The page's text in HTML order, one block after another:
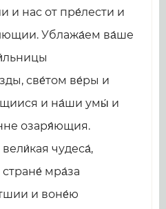
и нас от пре́лести и
Ублажа́ем ва́ше
све́том ве́ры и
и на́ши умы́ и
озаря́ющия.
чудеса́,
мра́за
и воне́ю